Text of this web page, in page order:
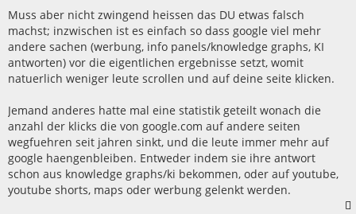
Muss aber nicht zwingend heissen das DU etwas falsch
machst; inzwischen ist es einfach so dass google viel mehr
andere sachen (werbung, info panels/knowledge graphs, KI
antworten) vor die eigentlichen ergebnisse setzt, womit
natuerlich weniger leute scrollen und auf deine seite klicken.
Jemand anderes hatte mal eine statistik geteilt wonach die
anzahl der klicks die von google.com auf andere seiten
wegfuehren seit jahren sinkt, und die leute immer mehr auf
google haengenbleiben. Entweder indem sie ihre antwort
schon aus knowledge graphs/ki bekommen, oder auf youtube,
youtube shorts, maps oder werbung gelenkt werden.